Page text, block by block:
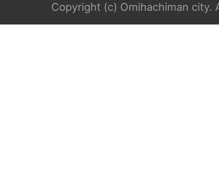
Copyright (c) Omihachiman city.